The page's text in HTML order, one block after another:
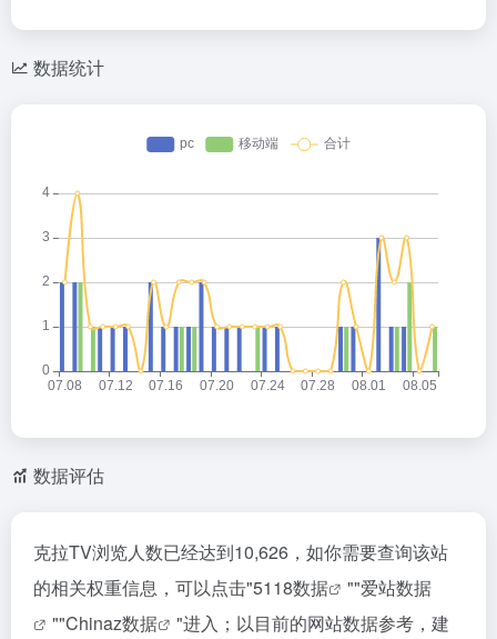
数据统计
数据评估
克拉TV浏览人数已经达到10,626，如你需要查询该站
的相关权重信息，可以点击"5118数据 ""爱站数据
""Chinaz数据
"进入；以目前的网站数据参考，建